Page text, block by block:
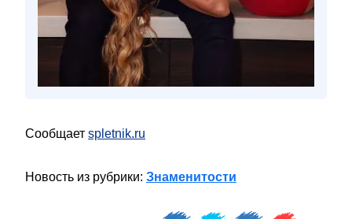
Сообщает spletnik.ru
Новость из рубрики: Знаменитости